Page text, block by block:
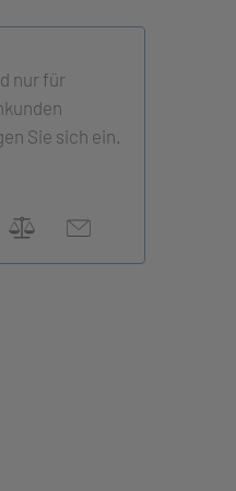
nur für
Sie sich ein.